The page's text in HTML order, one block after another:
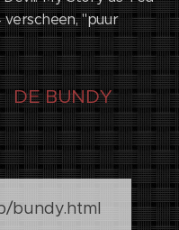
verscheen, "puur
bundy.html